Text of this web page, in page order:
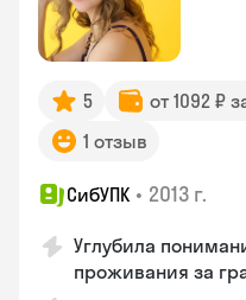
5 от 1092 ₽
1 отзыв
СибУПК • 2013 г.
Углубила
проживания за